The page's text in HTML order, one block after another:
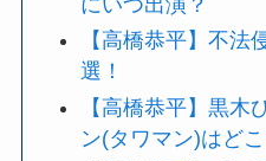
【高橋恭平】不法
選！
【高橋恭平】黒木
ン(タワマン)はどこ